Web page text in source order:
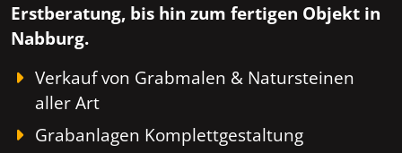
Erstberatung, bis hin zum fertigen Objekt in
Nabburg.
Verkauf von Grabmalen & Natursteinen
aller Art
Grabanlagen Komplettgestaltung